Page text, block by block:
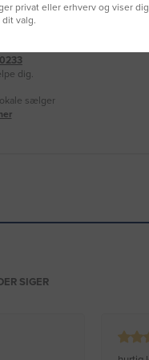
dig.
sælger
SIGER
privat eller erhverv og viser
valg.